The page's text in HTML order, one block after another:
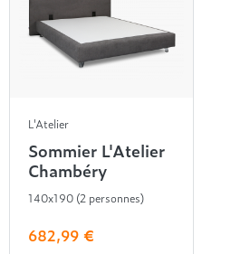
L'Atelier
Sommier L'Atelier
Chambéry
140x190 (2 personnes)
682,99 €